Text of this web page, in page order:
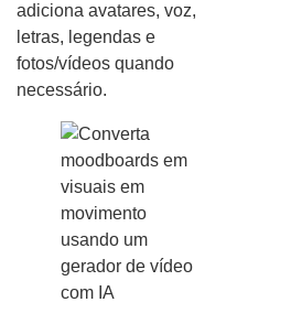
adiciona avatares, voz,
letras, legendas e
fotos/vídeos quando
necessário.